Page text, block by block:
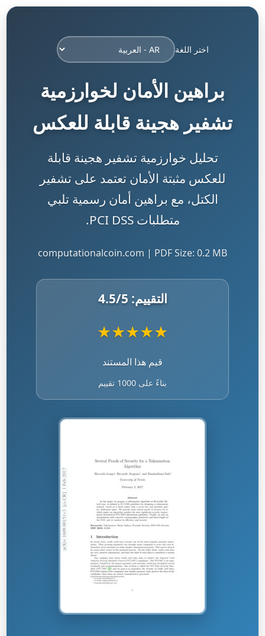
اختر اللغة
براهين الأمان لخوارزمية
تشفير هجينة قابلة للعكس
تحليل خوارزمية تشفير هجينة قابلة
للعكس مثبتة الأمان تعتمد على تشفير
الكتل، مع براهين أمان رسمية تلبي
متطلبات PCI DSS.
computationalcoin.com | PDF Size: 0.2 MB
التقييم: 4.5/5
★
★
★
★
★
قيم هذا المستند
بناءً على 1000 تقييم